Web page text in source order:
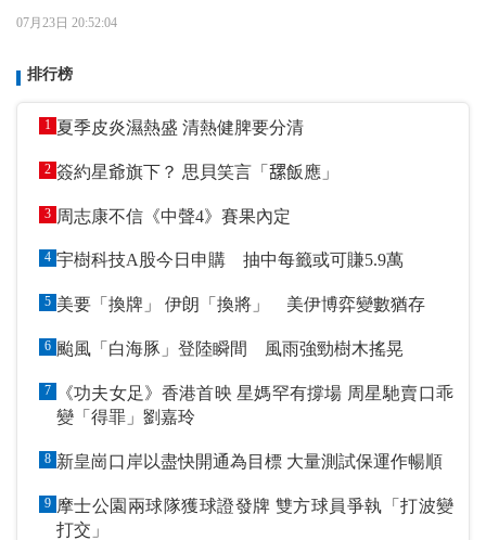
07月23日 20:52:04
排行榜
1 夏季皮炎濕熱盛 清熱健脾要分清
2 簽約星爺旗下？ 思貝笑言「𦧲飯應」
3 周志康不信《中聲4》賽果內定
4 宇樹科技A股今日申購 抽中每籤或可賺5.9萬
5 美要「換牌」 伊朗「換將」 美伊博弈變數猶存
6 颱風「白海豚」登陸瞬間 風雨強勁樹木搖晃
7
《功夫女足》香港首映 星媽罕有撐場 周星馳賣口乖
變「得罪」劉嘉玲
8 新皇崗口岸以盡快開通為目標 大量測試保運作暢順
9 摩士公園兩球隊獲球證發牌 雙方球員爭執「打波變
打交」